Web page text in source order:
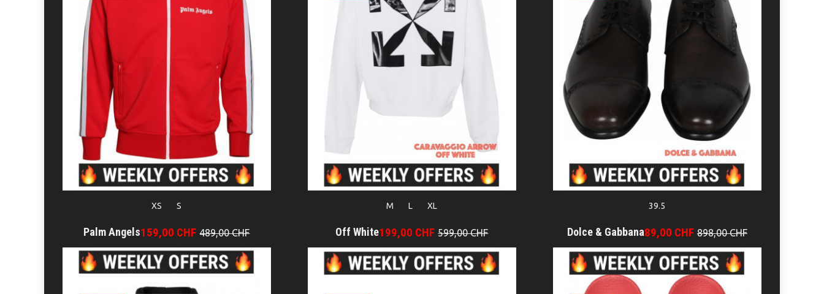
XS S
Palm Angels159,00 CHF 489,00 CHF
M L XL
Off White199,00 CHF 599,00 CHF
39.5
Dolce & Gabbana89,00 CHF 898,00 CHF